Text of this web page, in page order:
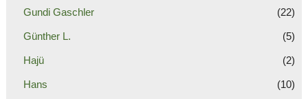
Gundi Gaschler (22)
Günther L. (5)
Hajü (2)
Hans (10)